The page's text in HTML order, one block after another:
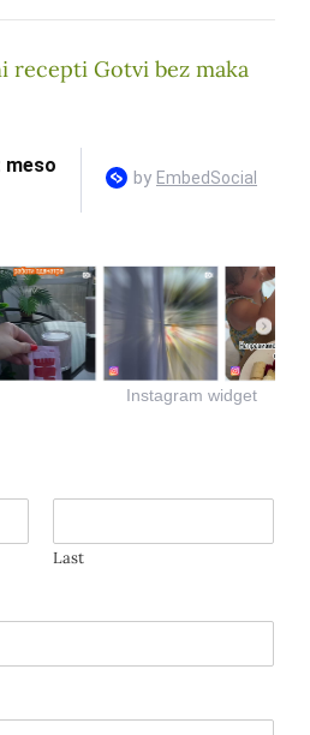
Instagram widget
Last